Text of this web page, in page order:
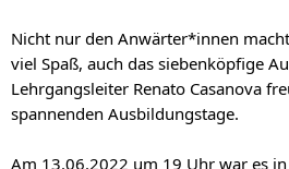
Nicht nur den Anwärter*innen
viel Spaß, auch das siebenköpfige
Lehrgangsleiter Renato Casanova
spannenden Ausbildungstage.
Am 13.06.2022 um 19 Uhr war es